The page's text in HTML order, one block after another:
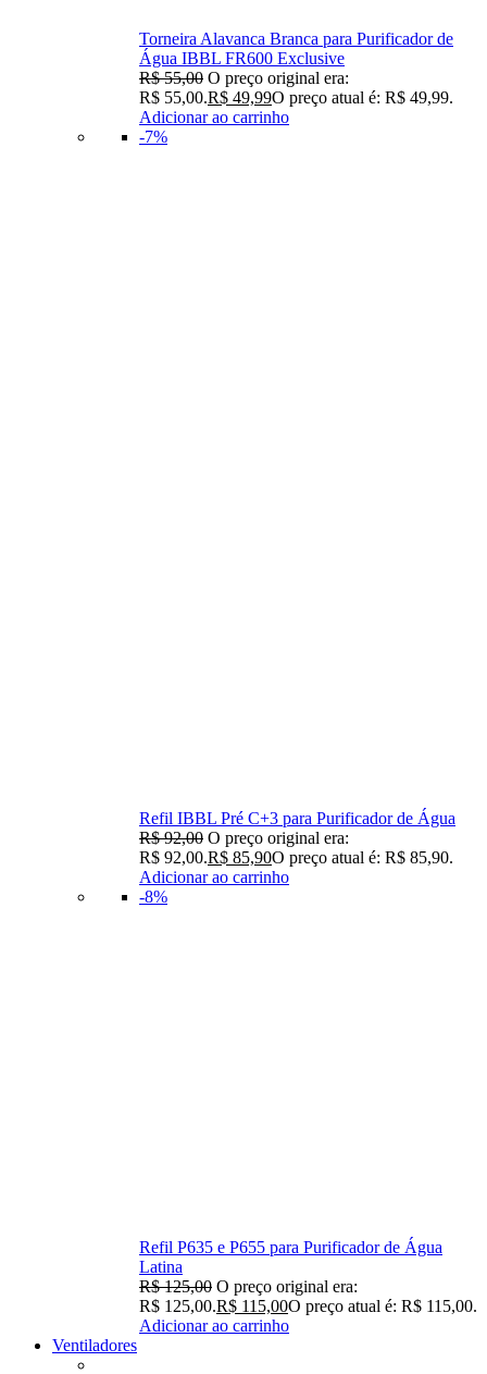
Torneira Alavanca Branca para Purificador de
Água IBBL FR600 Exclusive
R$55,00 O preço original era:
R$ 55,00.R$ 49,99O preço atual é: R$ 49,99.
Adicionar ao carrinho
-7%
Refil IBBL Pré C+3 para Purificador de Água
R$92,00 O preço original era:
R$ 92,00.R$ 85,90O preço atual é: R$ 85,90.
Adicionar ao carrinho
-8%
Refil P635 e P655 para Purificador de Água
Latina
R$125,00 O preço original era:
R$ 125,00.R$ 115,00O preço atual é: R$ 115,00.
Adicionar ao carrinho
Ventiladores